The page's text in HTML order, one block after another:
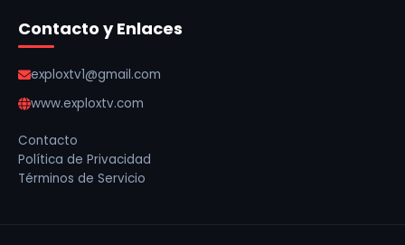
Contacto y Enlaces
exploxtv1@gmail.com
www.exploxtv.com
Contacto
Política de Privacidad
Términos de Servicio